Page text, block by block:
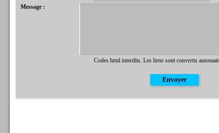
Message :
Codes html interdits. Les liens sont convertis